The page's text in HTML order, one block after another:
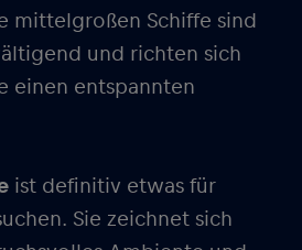
mittelgroßen Schiffe sind
und richten sich
einen entspannten
ist definitiv etwas für
Sie zeichnet sich